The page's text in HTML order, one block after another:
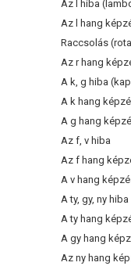
Az l hiba
Az l hang
Raccsolás
Az r hang
A k, g hiba
A k hang
A g hang
Az f, v hiba
Az f hang
A v hang
A ty, gy, ny hiba
A ty hang
A gy hang
Az ny hang